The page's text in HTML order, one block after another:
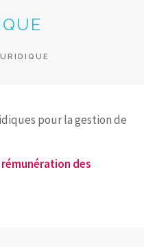
pour la gestion de
des